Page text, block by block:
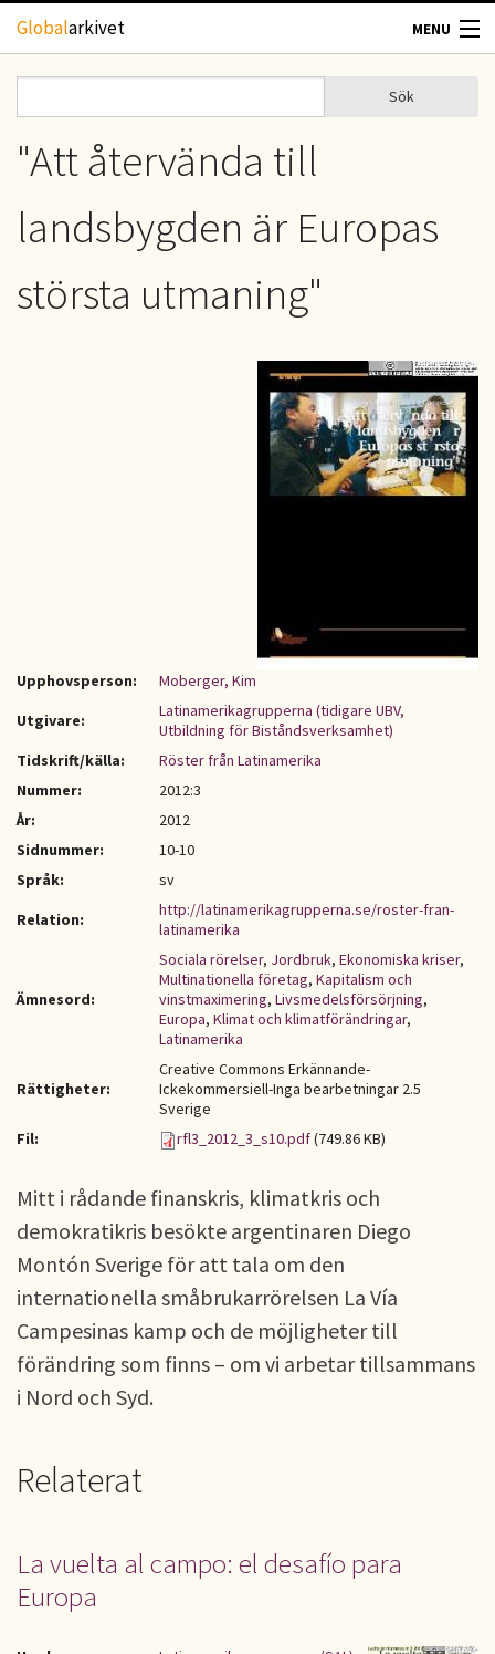
Hoppa till huvudinnehåll
Globalarkivet MENU
TIDSKRIFTER
GEOGRAFI
Sökformulär
Sök
"Att återvända till
landsbygden är Europas
största utmaning"
Upphovsperson:
Moberger, Kim
Utgivare:
Latinamerikagrupperna (tidigare UBV,
Utbildning för Biståndsverksamhet)
Tidskrift/källa:
Röster från Latinamerika
Nummer:
2012:3
År:
2012
Sidnummer:
10-10
Språk:
sv
Relation:
http://latinamerikagrupperna.se/roster-fran-
latinamerika
Ämnesord:
Sociala rörelser, Jordbruk, Ekonomiska kriser,
Multinationella företag, Kapitalism och
vinstmaximering, Livsmedelsförsörjning,
Europa, Klimat och klimatförändringar,
Latinamerika
Rättigheter:
Creative Commons Erkännande-
Ickekommersiell-Inga bearbetningar 2.5
Sverige
Fil:
rfl3_2012_3_s10.pdf(749.86 KB)
Mitt i rådande finanskris, klimatkris och
demokratikris besökte argentinaren Diego
Montón Sverige för att tala om den
internationella småbrukarrörelsen La Vía
Campesinas kamp och de möjligheter till
förändring som finns – om vi arbetar tillsammans
i Nord och Syd.
Relaterat
La vuelta al campo: el desafío para
Europa